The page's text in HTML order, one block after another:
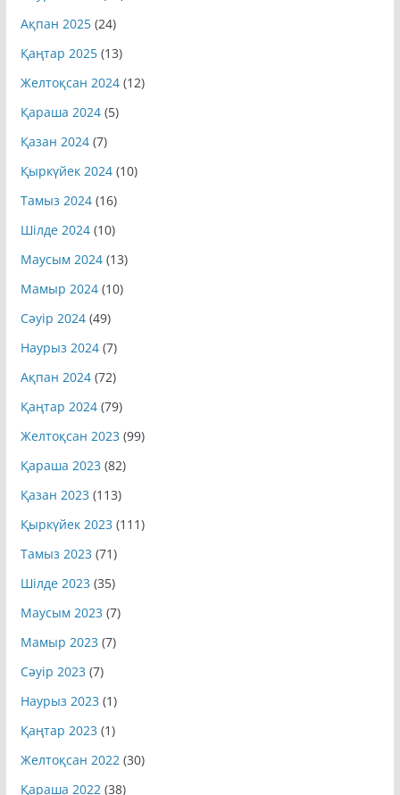
Ақпан 2025 (24)
Қаңтар 2025 (13)
Желтоқсан 2024 (12)
Қараша 2024 (5)
Қазан 2024 (7)
Қыркүйек 2024 (10)
Тамыз 2024 (16)
Шілде 2024 (10)
Маусым 2024 (13)
Мамыр 2024 (10)
Сәуір 2024 (49)
Наурыз 2024 (7)
Ақпан 2024 (72)
Қаңтар 2024 (79)
Желтоқсан 2023 (99)
Қараша 2023 (82)
Қазан 2023 (113)
Қыркүйек 2023 (111)
Тамыз 2023 (71)
Шілде 2023 (35)
Маусым 2023 (7)
Мамыр 2023 (7)
Сәуір 2023 (7)
Наурыз 2023 (1)
Қаңтар 2023 (1)
Желтоқсан 2022 (30)
Қараша 2022 (38)